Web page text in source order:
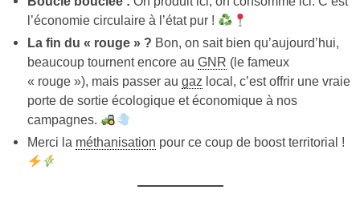
l’économie circulaire à l’état pur !
La fin du « rouge » ? Bon, on sait bien qu’aujourd’hui,
beaucoup tournent encore auGNR (le fameux
« rouge »), mais passer augaz local, c’est offrir une vraie
porte de sortie écologique et économique à nos
campagnes.
Merci la méthanisation pour ce coup de boost territorial !